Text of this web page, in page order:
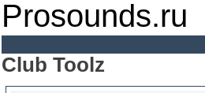
Prosounds.ru
Club Toolz